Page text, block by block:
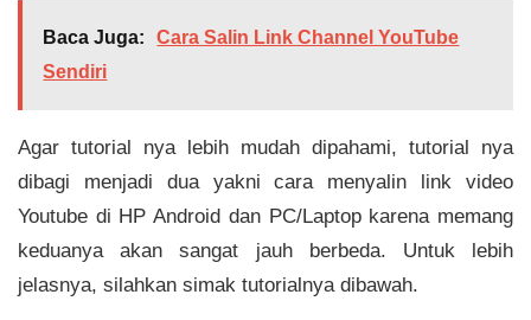
Baca Juga:
Cara Salin Link Channel YouTube
Sendiri
Agar tutorial nya lebih mudah dipahami, tutorial nya
dibagi menjadi dua yakni cara menyalin link video
Youtube di HP Android dan PC/Laptop karena memang
keduanya akan sangat jauh berbeda. Untuk lebih
jelasnya, silahkan simak tutorialnya dibawah.